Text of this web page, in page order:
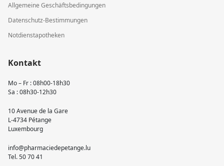
Allgemeine Geschäftsbedingungen
Datenschutz-Bestimmungen
Notdienstapotheken
Kontakt
Mo – Fr : 08h00-18h30
Sa : 08h30-12h30
10 Avenue de la Gare
L-4734 Pétange
Luxembourg
info@pharmaciedepetange.lu
Tel.50 70 41